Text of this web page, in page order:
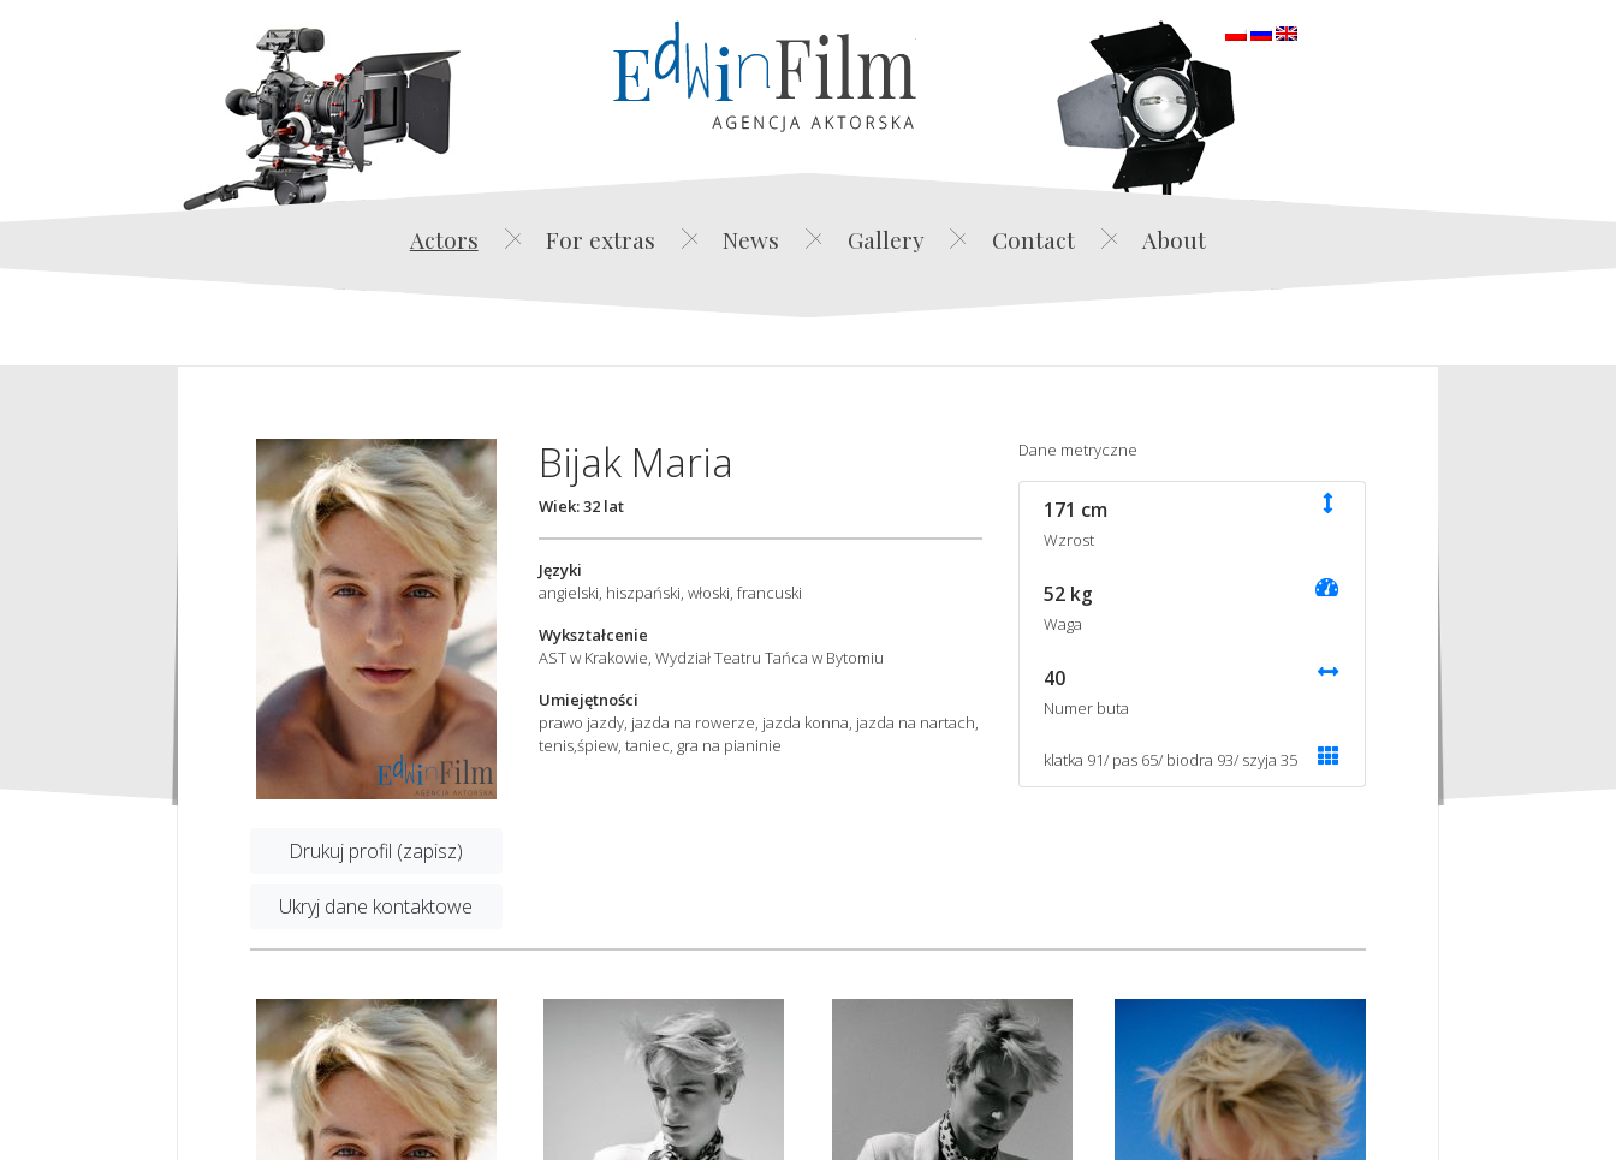
Edwin Film Agencja Aktorska
Actors For extras News Gallery Contact About
Drukuj profil (zapisz)
Ukryj dane kontaktowe
Bijak Maria
Wiek: 32 lat
Języki
angielski, hiszpański, włoski, francuski
Wykształcenie
AST w Krakowie, Wydział Teatru Tańca w Bytomiu
Umiejętności
prawo jazdy, jazda na rowerze, jazda konna, jazda na nartach,
tenis,śpiew, taniec, gra na pianinie
Dane metryczne
171 cm
Wzrost
52 kg
Waga
40
Numer buta
klatka 91/ pas 65/ biodra 93/ szyja 35